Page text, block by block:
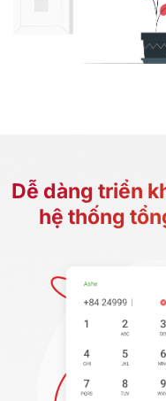
Dễ dàng triển
hệ thống